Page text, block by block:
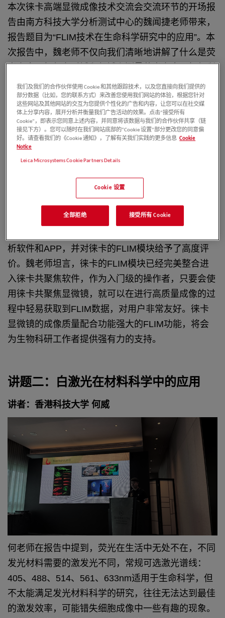
本次徕卡高端显微成像技术交流会交流环节的开场报
告由南方科技大学分析测试中心的魏闻捷老师带来，
报告题目为“FLIM技术在生命科学研究中的应用”。本
次报告中，魏老师不仅向我们清晰地讲解了什么是荧
光寿命，如何在时域和频域上测量荧光寿命，如何利
用不可见的荧光寿命进行成像（FLIM），还分析了
使用徕卡显微镜进行实验得到的FLIM数据，充分证
明了FLIM在可以得到除了光谱信息之外的时间维度
上的更多信息。随后魏老师引用了徕卡显微镜的实验
数据，介绍了FLIM在生命科学研究中的应用，内容
包括FLIM-FRET在代谢组学研究中的优势：可拍摄到
行瞬间/长时间的动态捕捉，定量精确，可重复性
好，操作简便；FLIM可利用自发荧光物质作为生物
传感器进行微环境的探测；FLIM可进行时间维度的
析软件和APP，并对徕卡的FLIM模块给予了高度评
价。魏老师坦言，徕卡的FLIM模块已经完美整合进
入徕卡共聚焦软件，作为入门级的操作者，只要会使
用徕卡共聚焦显微镜，就可以在进行高质量成像的过
程中轻易获取到FLIM数据，对用户非常友好。徕卡
显微镜的成像质量配合功能强大的FLIM功能，将会
为生物科研工作者提供强有力的支持。
讲题二：白激光在材料科学中的应用
讲者：香港科技大学 何威
何老师在报告中提到，荧光在生活中无处不在，不同
发光材料需要的激发光不同，常规可选激光谱线：
405、488、514、561、633nm适用于生命科学，但
不太能满足发光材料科学的研究，往往无法达到最佳
的激发效率，可能错失细胞成像中一些有趣的现象。
我们及我们的合作伙伴使用 Cookie 和其他跟踪技术，以及您直接向我们提供的
部分数据（比如，您的联系方式）来改善您使用我们网站的体验，根据您针对
这些网站及其他网站的交互为您提供个性化的广告和内容，让您可以在社交媒
体上分享内容，展开分析并衡量我们广告活动的效果。点击“接受所有
Cookie”，即表示您同意上述内容，并同意将该数据与我们的合作伙伴共享（链
接见下方）。您可以随时在我们网站底部的“Cookie 设置”部分更改您的同意偏
好。请查看我们的《Cookie 通知》，了解有关我们实践的更多信息 Cookie
Notice
Leica Microsystems Cookie Partners Details
Cookie 设置
全部拒绝 接受所有 Cookie